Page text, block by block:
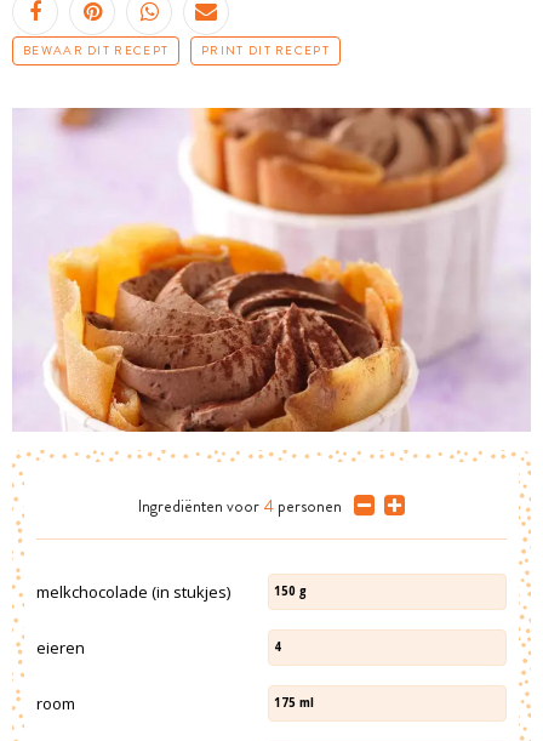
BEWAAR DIT RECEPT PRINT DIT RECEPT
Ingrediënten voor 4 personen
melkchocolade (in stukjes) 150 g
eieren 4
room 175 ml